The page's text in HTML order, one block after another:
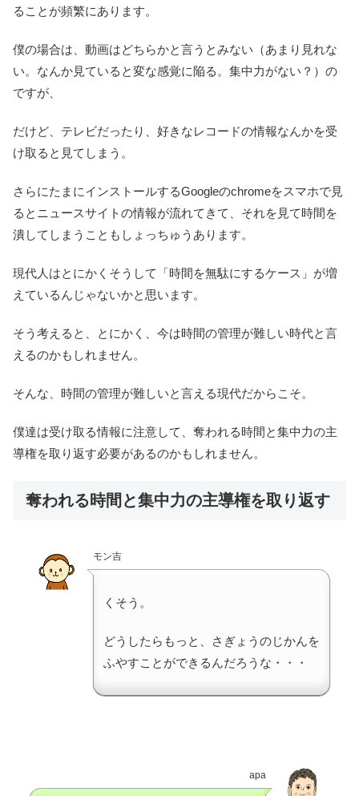
ることが頻繁にあります。
僕の場合は、動画はどちらかと言うとみない（あまり見れな
い。なんか見ていると変な感覚に陥る。集中力がない？）の
ですが、
だけど、テレビだったり、好きなレコードの情報なんかを受
け取ると見てしまう。
さらにたまにインストールするGoogleのchromeをスマホで見
るとニュースサイトの情報が流れてきて、それを見て時間を
潰してしまうこともしょっちゅうあります。
現代人はとにかくそうして「時間を無駄にするケース」が増
えているんじゃないかと思います。
そう考えると、とにかく、今は時間の管理が難しい時代と言
えるのかもしれません。
そんな、時間の管理が難しいと言える現代だからこそ。
僕達は受け取る情報に注意して、奪われる時間と集中力の主
導権を取り返す必要があるのかもしれません。
奪われる時間と集中力の主導権を取り返す
モン吉
くそう。
どうしたらもっと、さぎょうのじかんを
ふやすことができるんだろうな・・・
apa